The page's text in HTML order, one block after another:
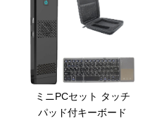
ミニPCセット タッチ
パッド付キーボード